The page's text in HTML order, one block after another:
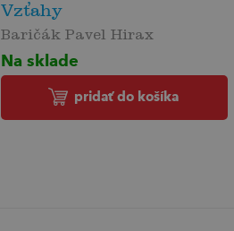
Vzťahy
Baričák Pavel Hirax
Na sklade
pridať do košíka